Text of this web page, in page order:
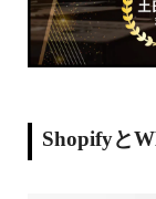
Shopifyと